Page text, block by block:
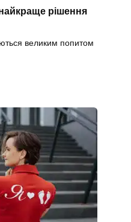
рішення
великим попитом